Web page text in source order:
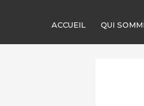
ACCUEIL QUI